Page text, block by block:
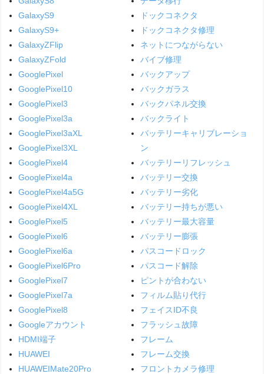
GalaxyS9
GalaxyS9+
GalaxyZFlip
GalaxyZFold
GooglePixel
GooglePixel10
GooglePixel3
GooglePixel3a
GooglePixel3aXL
GooglePixel3XL
GooglePixel4
GooglePixel4a
GooglePixel4a5G
GooglePixel4XL
GooglePixel5
GooglePixel6
GooglePixel6a
GooglePixel6Pro
GooglePixel7
GooglePixel7a
GooglePixel8
Googleアカウント
HDMI端子
HUAWEI
HUAWEIMate20Pro
ドックコネクタ
ドックコネクタ修理
ネットにつながらない
バイブ修理
バックアップ
バックガラス
バックパネル交換
バックライト
バッテリーキャリブレーショ
ン
バッテリーリフレッシュ
バッテリー交換
バッテリー劣化
バッテリー持ちが悪い
バッテリー最大容量
バッテリー膨張
パスコードロック
パスコード解除
ピントが合わない
フィルム貼り代行
フェイスID不良
フラッシュ故障
フレーム
フレーム交換
フロントカメラ修理